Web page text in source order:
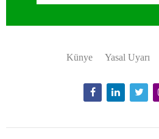
Künye Yasal Uyarı